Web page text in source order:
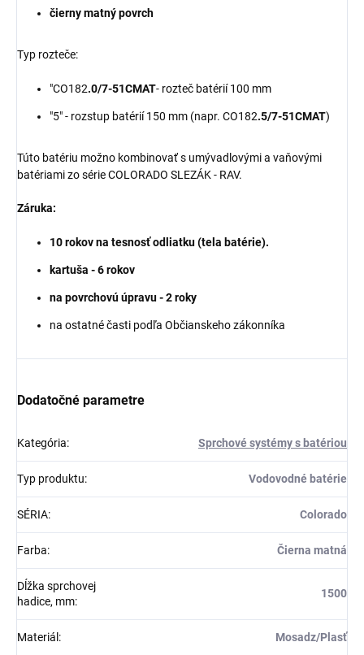
čierny matný povrch
Typ rozteče:
"CO182.0/7-51CMAT- rozteč batérií 100 mm
"5" - rozstup batérií 150 mm (napr. CO182.5/7-51CMAT)
Túto batériu možno kombinovať s umývadlovými a vaňovými
batériami zo série COLORADO SLEZÁK - RAV.
Záruka:
10 rokov na tesnosť odliatku (tela batérie).
kartuša - 6 rokov
na povrchovú úpravu - 2 roky
na ostatné časti podľa Občianskeho zákonníka
Dodatočné parametre
Kategória: Sprchové systémy s batériou
Typ produktu: Vodovodné batérie
SÉRIA: Colorado
Farba: Čierna matná
Dĺžka sprchovej
hadice, mm:
1500
Materiál : Mosadz/Plasť